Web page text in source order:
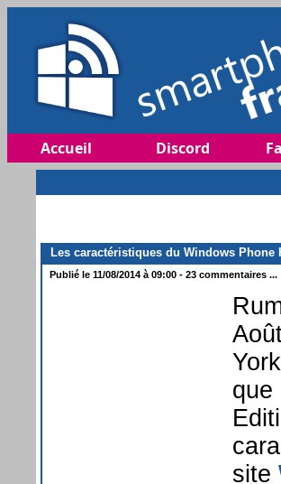
Accueil Discord
Les caractéristiques du Windows Phone
Publié le 11/08/2014 à 09:00 - 23 commentaires ...
que
site